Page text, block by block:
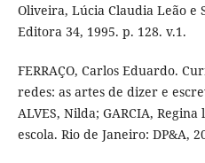
Oliveira, Lúcia Claudia Leão e
Editora 34, 1995. p. 128. v.1.
FERRAÇO, Carlos Eduardo.
redes: as artes de dizer e
ALVES, Nilda; GARCIA,
escola. Rio de Janeiro: DP&A,